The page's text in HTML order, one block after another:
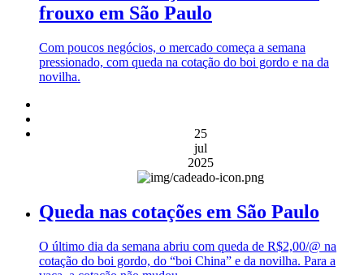
frouxo em São Paulo
Com poucos negócios, o mercado começa a semana
pressionado, com queda na cotação do boi gordo e na da
novilha.
25
jul
2025
Queda nas cotações em São Paulo
O último dia da semana abriu com queda de R$2,00/@ na
cotação do boi gordo, do “boi China” e da novilha. Para a